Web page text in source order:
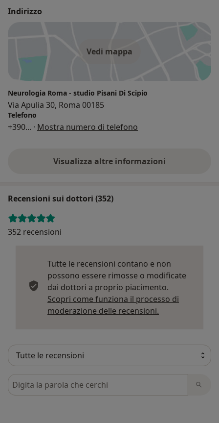
Indirizzo
Vedi mappa
Neurologia Roma - studio Pisani Di Scipio
Via Apulia 30, Roma 00185
Telefono
+390... · Mostra numero di telefono
Visualizza altre informazioni
Recensioni sui dottori (352)
352 recensioni
Tutte le recensioni contano e non
possono essere rimosse o modificate
dai dottori a proprio piacimento.
Scopri come funziona il processo di
moderazione delle recensioni.
Cerca nelle recensioni